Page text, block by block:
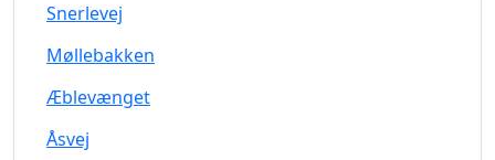
Snerlevej
Møllebakken
Æblevænget
Åsvej